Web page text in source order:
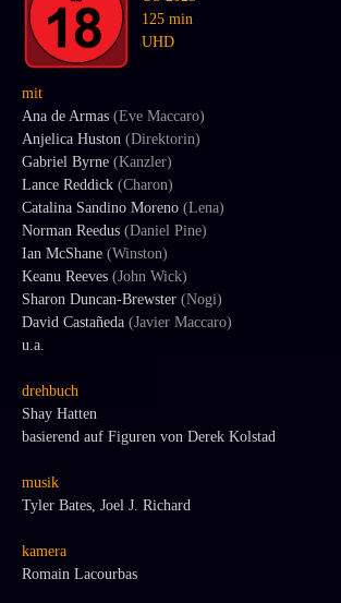
125 min
UHD
mit
Ana de Armas (Eve Maccaro)
Anjelica Huston (Direktorin)
Gabriel Byrne (Kanzler)
Lance Reddick (Charon)
Catalina Sandino Moreno (Lena)
Norman Reedus (Daniel Pine)
Ian McShane (Winston)
Keanu Reeves (John Wick)
Sharon Duncan-Brewster (Nogi)
David Castañeda (Javier Maccaro)
u.a.
drehbuch
Shay Hatten
basierend auf Figuren von Derek Kolstad
musik
Tyler Bates, Joel J. Richard
kamera
Romain Lacourbas